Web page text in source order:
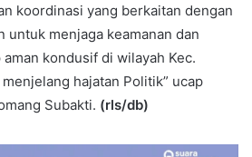
koordinasi yang berkaitan dengan
untuk menjaga keamanan dan
kondusif di wilayah Kec.
hajatan Politik” ucap
Subakti. (rls/db)